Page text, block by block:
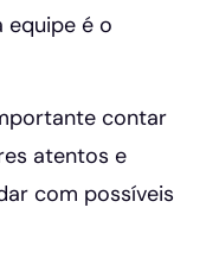
equipe é o
contar
atentos e
com possíveis